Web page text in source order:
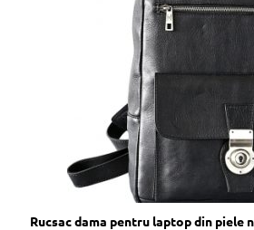
Rucsac dama pentru laptop din piele